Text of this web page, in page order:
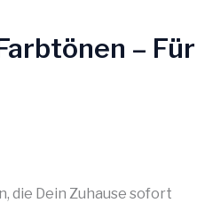
– Für
die Dein Zuhause sofort